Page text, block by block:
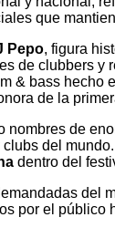
que
Pepo, figura
de clubbers
& bass hecho
de la
de
del
dentro del
del
por el público